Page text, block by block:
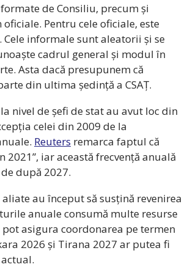
de Consiliu, precum și
Pentru cele oficiale, este
informale sunt aleatorii și se
cadrul general și modul în
Asta dacă presupunem că
din ultima ședință a CSAȚ.
nivel de șefi de stat au avut loc din
celei din 2009 de la
Reuters remarca faptul că
2021”, iar această frecvență anuală
după 2027.
au început să susțină revenirea
anuale consumă multe resurse
asigura coordonarea pe termen
2026 și Tirana 2027 ar putea fi